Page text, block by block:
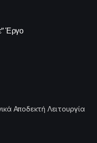
Έργο
Αποδεκτή Λειτουργία